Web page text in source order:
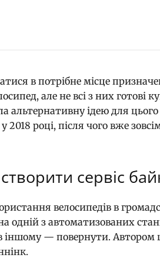
в потрібне місце
але не всі з них готові
альтернативну ідею для
у 2018 році, після чого вже
сервіс
велосипедів в
одній з автоматизованих
— повернути. Автором